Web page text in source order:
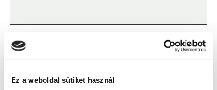
Ez a weboldal sütiket használ
Szépségtanácsadó OKJ-s
tanfolyam - Sopron